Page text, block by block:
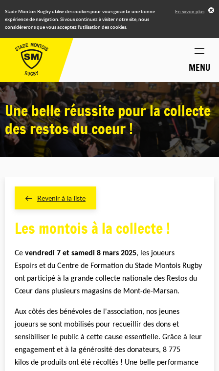
Stade Montois Rugby utilise des cookies pour vous garantir une bonne
expérience de navigation. Si vous continuez à visiter notre site, nous
considérerons que vous acceptez l'utilisation des cookies.
En savoir plus
MENU
Une belle réussite pour la collecte
des restos du coeur !
Revenir à la liste
Les montois à la collecte !
Ce vendredi 7 et samedi 8 mars 2025, les joueurs
Espoirs et du Centre de Formation du Stade Montois Rugby
ont participé à la grande collecte nationale des Restos du
Cœur dans plusieurs magasins de Mont-de-Marsan.
Aux côtés des bénévoles de l'association, nos jeunes
joueurs se sont mobilisés pour recueillir des dons et
sensibiliser le public à cette cause essentielle. Grâce à leur
engagement et à la générosité des donateurs, 8 775
kilos de produits ont été récoltés ! Une belle performance